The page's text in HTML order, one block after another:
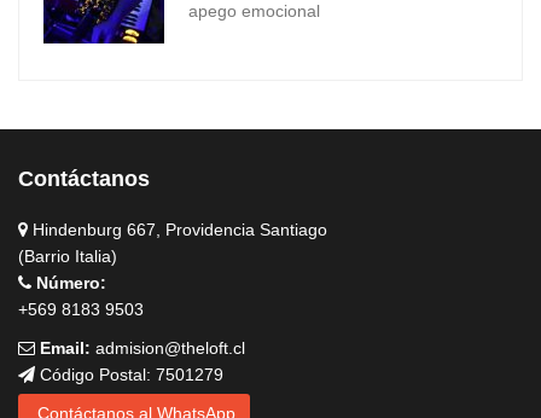
apego emocional
Contáctanos
Hindenburg 667, Providencia Santiago
(Barrio Italia)
Número:
+569 8183 9503
Email: admision@theloft.cl
Código Postal: 7501279
Contáctanos al WhatsApp